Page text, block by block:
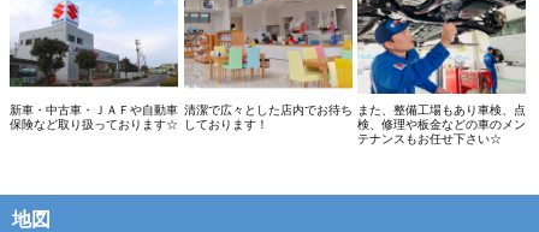
新車・中古車・ＪＡＦや自動車
保険など取り扱っております☆
清潔で広々とした店内でお待ち
しております！
また、整備工場もあり車検、点
検、修理や板金などの車のメン
テナンスもお任せ下さい☆
地図